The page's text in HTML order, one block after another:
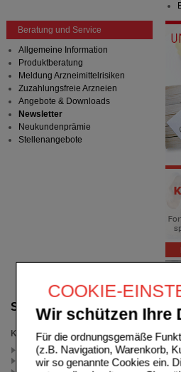
COOKIE-
Wir schützen Ihre
Für die ordnungsgemäße
(z.B. Navigation, Warenkorb,
wir so genannte Cookies ein.
Suche verfeinern
Kategorien
Hals & Rachen (1)
Vitalität & Kraft (1)
Beratung und Service
Allgemeine Information
Produktberatung
Meldung Arzneimittelrisiken
Zuzahlungsfreie Arzneien
Angebote & Downloads
Newsletter
Neukundenprämie
Stellenangebote